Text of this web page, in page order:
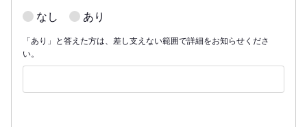
なし あり
「あり」と答えた方は、差し支えない範囲で詳細をお知らせくださ
い。